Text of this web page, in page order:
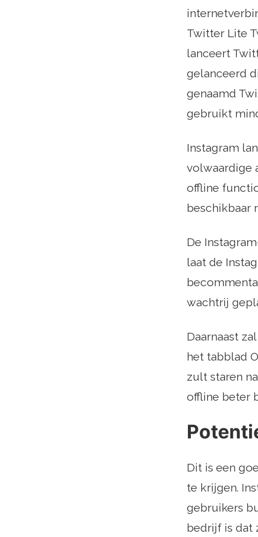
Twitter Lite
lanceert
gelanceerd
genaamd
gebruikt
Instagram
volwaardige
offline
beschikbaar
De
laat de
wachtrij
Daarnaast
het tabblad
zult staren
offline beter
Dit is een
te krijgen.
gebruikers
bedrijf is dat